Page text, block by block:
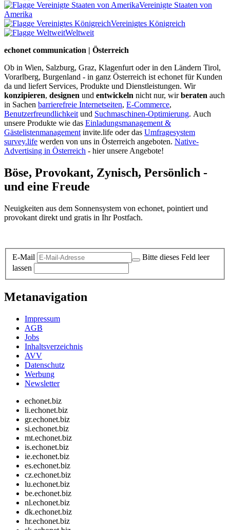
Vereinigte Staaten von
Amerika
Vereinigtes Königreich
Weltweit
echonet communication | Österreich
Ob in Wien, Salzburg, Graz, Klagenfurt oder in den Ländern Tirol,
Vorarlberg, Burgenland - in ganz Österreich ist echonet für Kunden
da und liefert Services, Produkte und Dienstleistungen. Wir
konzipieren, designen und entwickeln nicht nur, wirberaten auch
in Sachen barrierefreie Internetseiten, E-Commerce,
Benutzerfreundlichkeit und Suchmaschinen-Optimierung. Auch
unsere Produkte wie das Einladungsmanagement &
Gästelistenmanagement invite.life oder das Umfragesystem
survey.life werden von uns in Österreich angeboten. Native-
Advertising in Österreich - hier unsere Angebote!
Böse, Provokant, Zynisch, Persönlich -
und eine Freude
Neuigkeiten aus dem Sonnensystem von echonet, pointiert und
provokant direkt und gratis in Ihr Postfach.
E-Mail
Bitte dieses Feld leer
lassen
Metanavigation
Impressum
AGB
Jobs
Inhaltsverzeichnis
AVV
Datenschutz
Werbung
Newsletter
echonet.biz
li.echonet.biz
gr.echonet.biz
si.echonet.biz
mt.echonet.biz
is.echonet.biz
ie.echonet.biz
es.echonet.biz
cz.echonet.biz
lu.echonet.biz
be.echonet.biz
nl.echonet.biz
dk.echonet.biz
hr.echonet.biz